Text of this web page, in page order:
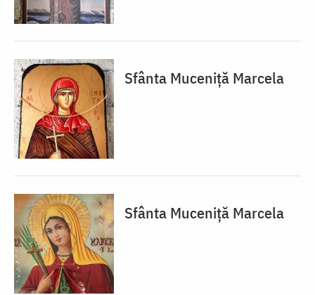
Sfânta Muceniță Marcela
Sfânta Muceniță Marcela